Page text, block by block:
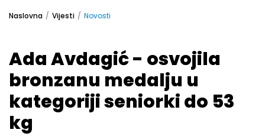
Naslovna Vijesti Novosti
Ada Avdagić - osvojila
bronzanu medalju u
kategoriji seniorki do 53
kg